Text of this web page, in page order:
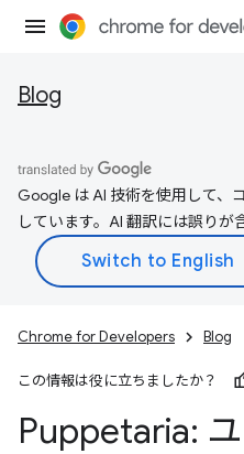
Blog
Google は AI 技術を使用して、
しています。AI 翻訳には誤りが
Chrome for Developers Blog
この情報は役に立ちましたか？
Puppetaria: